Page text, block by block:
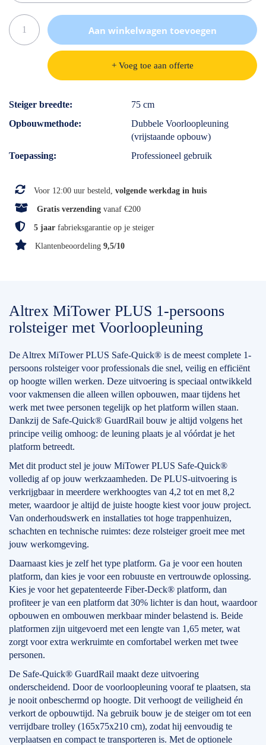
Aan winkelwagen toevoegen
+ Voeg toe aan offerte
Specificaties
Steiger breedte
75 cm
Opbouwmethode
Dubbele Voorloopleuning
(vrijstaande opbouw)
Toepassing
Professioneel gebruik
Voor 12:00 uur besteld, volgende werkdag in huis
Gratis verzending vanaf €200
5 jaar fabrieksgarantie op je steiger
Klantenbeoordeling 9,5/10
Altrex MiTower PLUS 1-persoons
rolsteiger met Voorloopleuning
De Altrex MiTower PLUS Safe-Quick® is de meest complete 1-
persoons rolsteiger voor professionals die snel, veilig en efficiënt
op hoogte willen werken. Deze uitvoering is speciaal ontwikkeld
voor vakmensen die alleen willen opbouwen, maar tijdens het
werk met twee personen tegelijk op het platform willen staan.
Dankzij de Safe-Quick® GuardRail bouw je altijd volgens het
principe veilig omhoog: de leuning plaats je al vóórdat je het
platform betreedt.
Met dit product stel je jouw MiTower PLUS Safe-Quick®
volledig af op jouw werkzaamheden. De PLUS-uitvoering is
verkrijgbaar in meerdere werkhoogtes van 4,2 tot en met 8,2
meter, waardoor je altijd de juiste hoogte kiest voor jouw project.
Van onderhoudswerk en installaties tot hoge trappenhuizen,
schachten en technische ruimtes: deze rolsteiger groeit mee met
jouw werkomgeving.
Daarnaast kies je zelf het type platform. Ga je voor een houten
platform, dan kies je voor een robuuste en vertrouwde oplossing.
Kies je voor het gepatenteerde Fiber-Deck® platform, dan
profiteer je van een platform dat 30% lichter is dan hout, waardoor
opbouwen en ombouwen merkbaar minder belastend is. Beide
platformen zijn uitgevoerd met een lengte van 1,65 meter, wat
zorgt voor extra werkruimte en comfortabel werken met twee
personen.
De Safe-Quick® GuardRail maakt deze uitvoering
onderscheidend. Door de voorloopleuning vooraf te plaatsen, sta
je nooit onbeschermd op hoogte. Dit verhoogt de veiligheid én
verkort de opbouwtijd. Na gebruik bouw je de steiger om tot een
verrijdbare trolley (165x75x210 cm), zodat hij eenvoudig te
verplaatsen en compact te transporteren is. Met de optionele